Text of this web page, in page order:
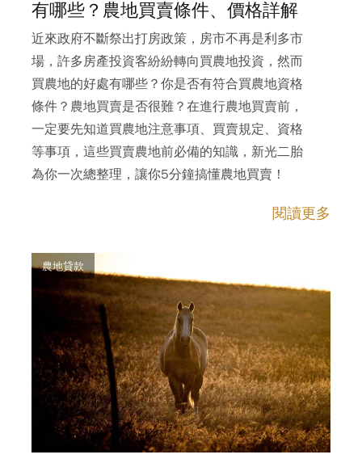
有哪些？農地買賣條件、價格詳解
近來政府不斷祭出打房政策，房市不再是利多市
場，許多房產投資客紛紛轉向買農地投資，然而
買農地的好處有哪些？你是否有符合買農地資格
條件？農地買賣是否很難？在進行農地買賣前，
一定要先知道買農地注意事項、買賣規定、資格
等事項，這些買賣農地前必備的知識，新光二胎
為你一次總整理，讓你5分鐘搞懂農地買賣！
閱讀更多
農地貸款